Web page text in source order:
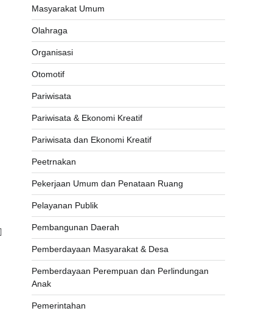
Masyarakat Umum
Olahraga
Organisasi
Otomotif
Pariwisata
Pariwisata & Ekonomi Kreatif
Pariwisata dan Ekonomi Kreatif
Peetrnakan
Pekerjaan Umum dan Penataan Ruang
Pelayanan Publik
Pembangunan Daerah
Pemberdayaan Masyarakat & Desa
Pemberdayaan Perempuan dan Perlindungan
Anak
Pemerintahan